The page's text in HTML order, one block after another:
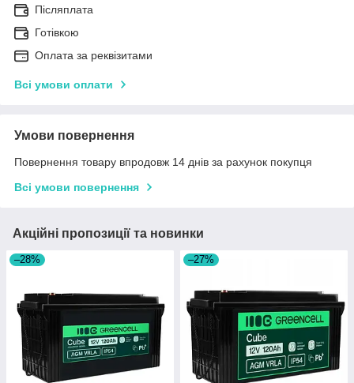
Післяплата
Готівкою
Оплата за реквізитами
Всі умови оплати
Умови повернення
Повернення товару впродовж 14 днів за рахунок покупця
Всі умови повернення
Акційні пропозиції та новинки
–28% –27%